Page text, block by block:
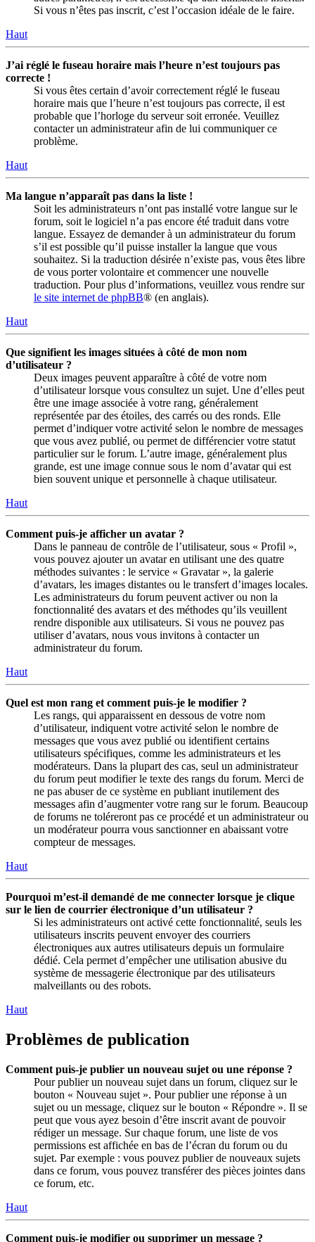
Si vous n’êtes pas inscrit, c’est l’occasion idéale de le faire.
Haut
J’ai réglé le fuseau horaire mais l’heure n’est toujours pas
correcte !
Si vous êtes certain d’avoir correctement réglé le fuseau
horaire mais que l’heure n’est toujours pas correcte, il est
probable que l’horloge du serveur soit erronée. Veuillez
contacter un administrateur afin de lui communiquer ce
problème.
Haut
Ma langue n’apparaît pas dans la liste !
Soit les administrateurs n’ont pas installé votre langue sur le
forum, soit le logiciel n’a pas encore été traduit dans votre
langue. Essayez de demander à un administrateur du forum
s’il est possible qu’il puisse installer la langue que vous
souhaitez. Si la traduction désirée n’existe pas, vous êtes libre
de vous porter volontaire et commencer une nouvelle
traduction. Pour plus d’informations, veuillez vous rendre sur
le site internet de phpBB® (en anglais).
Haut
Que signifient les images situées à côté de mon nom
d’utilisateur ?
Deux images peuvent apparaître à côté de votre nom
d’utilisateur lorsque vous consultez un sujet. Une d’elles peut
être une image associée à votre rang, généralement
représentée par des étoiles, des carrés ou des ronds. Elle
permet d’indiquer votre activité selon le nombre de messages
que vous avez publié, ou permet de différencier votre statut
particulier sur le forum. L’autre image, généralement plus
grande, est une image connue sous le nom d’avatar qui est
bien souvent unique et personnelle à chaque utilisateur.
Haut
Comment puis-je afficher un avatar ?
Dans le panneau de contrôle de l’utilisateur, sous « Profil »,
vous pouvez ajouter un avatar en utilisant une des quatre
méthodes suivantes : le service « Gravatar », la galerie
d’avatars, les images distantes ou le transfert d’images locales.
Les administrateurs du forum peuvent activer ou non la
fonctionnalité des avatars et des méthodes qu’ils veuillent
rendre disponible aux utilisateurs. Si vous ne pouvez pas
utiliser d’avatars, nous vous invitons à contacter un
administrateur du forum.
Haut
Quel est mon rang et comment puis-je le modifier ?
Les rangs, qui apparaissent en dessous de votre nom
d’utilisateur, indiquent votre activité selon le nombre de
messages que vous avez publié ou identifient certains
utilisateurs spécifiques, comme les administrateurs et les
modérateurs. Dans la plupart des cas, seul un administrateur
du forum peut modifier le texte des rangs du forum. Merci de
ne pas abuser de ce système en publiant inutilement des
messages afin d’augmenter votre rang sur le forum. Beaucoup
de forums ne toléreront pas ce procédé et un administrateur ou
un modérateur pourra vous sanctionner en abaissant votre
compteur de messages.
Haut
Pourquoi m’est-il demandé de me connecter lorsque je clique
sur le lien de courrier électronique d’un utilisateur ?
Si les administrateurs ont activé cette fonctionnalité, seuls les
utilisateurs inscrits peuvent envoyer des courriers
électroniques aux autres utilisateurs depuis un formulaire
dédié. Cela permet d’empêcher une utilisation abusive du
système de messagerie électronique par des utilisateurs
malveillants ou des robots.
Haut
Problèmes de publication
Comment puis-je publier un nouveau sujet ou une réponse ?
Pour publier un nouveau sujet dans un forum, cliquez sur le
bouton « Nouveau sujet ». Pour publier une réponse à un
sujet ou un message, cliquez sur le bouton « Répondre ». Il se
peut que vous ayez besoin d’être inscrit avant de pouvoir
rédiger un message. Sur chaque forum, une liste de vos
permissions est affichée en bas de l’écran du forum ou du
sujet. Par exemple : vous pouvez publier de nouveaux sujets
dans ce forum, vous pouvez transférer des pièces jointes dans
ce forum, etc.
Haut
Comment puis-je modifier ou supprimer un message ?